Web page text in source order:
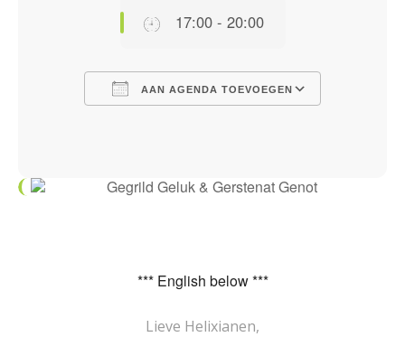
17:00 - 20:00
AAN AGENDA TOEVOEGEN
*** English below ***
Lieve Helixianen,